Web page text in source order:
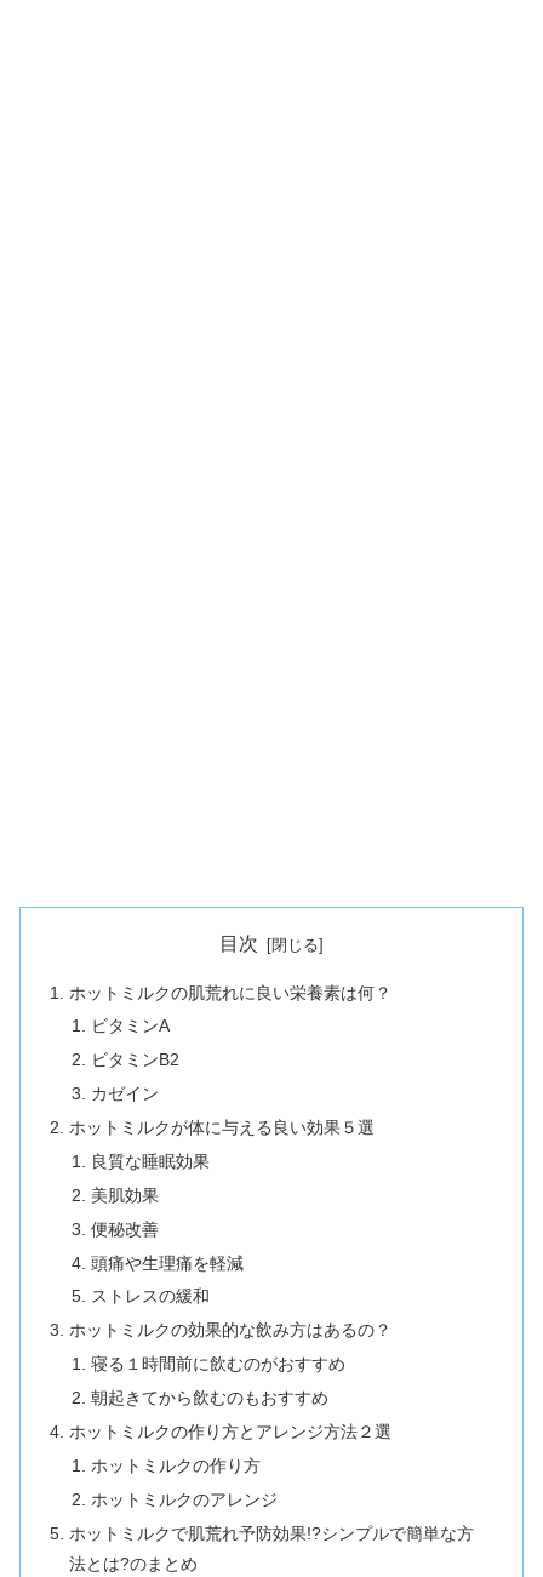
目次
ホットミルクの肌荒れに良い栄養素は何？
ビタミンA
ビタミンB2
カゼイン
ホットミルクが体に与える良い効果５選
良質な睡眠効果
美肌効果
便秘改善
頭痛や生理痛を軽減
ストレスの緩和
ホットミルクの効果的な飲み方はあるの？
寝る１時間前に飲むのがおすすめ
朝起きてから飲むのもおすすめ
ホットミルクの作り方とアレンジ方法２選
ホットミルクの作り方
ホットミルクのアレンジ
ホットミルクで肌荒れ予防効果!?シンプルで簡単な方
法とは?のまとめ